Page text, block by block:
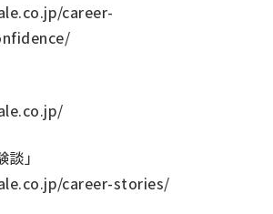
career-
」
career-stories/